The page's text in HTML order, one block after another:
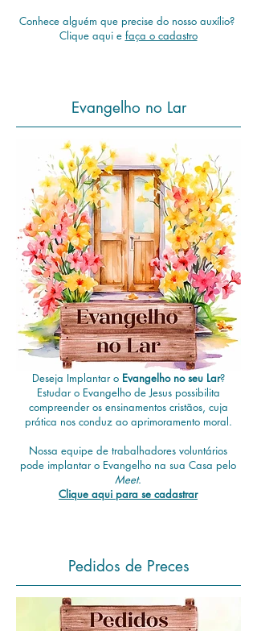
Conhece alguém que precise do nosso auxílio?
Clique aqui e faça o cadastro
Evangelho no Lar
Deseja Implantar oEvangelho no seu Lar?
Estudar o Evangelho de Jesus possibilita
compreender os ensinamentos cristãos, cuja
prática nos conduz ao aprimoramento moral.
Nossa equipe de trabalhadores voluntários
pode implantar o Evangelho na sua Casa pelo
Meet.
Clique aqui para se cadastrar
Pedidos de Preces